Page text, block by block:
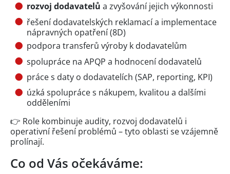
rozvoj dodavatelů a zvyšování jejich výkonnosti
řešení dodavatelských reklamací a implementace
nápravných opatření (8D)
podpora transferů výroby k dodavatelům
spolupráce na APQP a hodnocení dodavatelů
práce s daty o dodavatelích (SAP, reporting, KPI)
úzká spolupráce s nákupem, kvalitou a dalšími
odděleními
👉 Role kombinuje audity, rozvoj dodavatelů i
operativní řešení problémů – tyto oblasti se vzájemně
prolínají.
Co od Vás očekáváme: